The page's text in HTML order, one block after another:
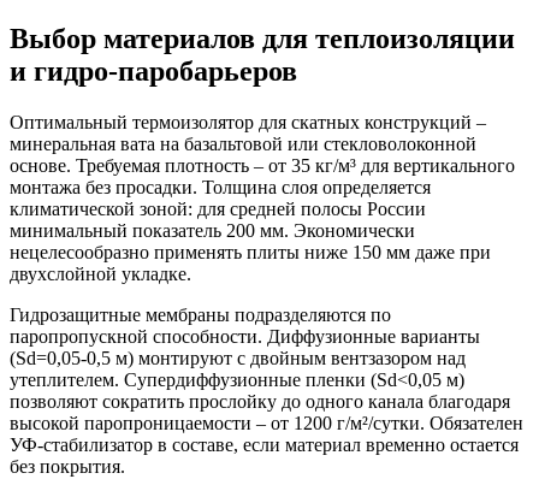
Выбор материалов для теплоизоляции
и гидро-паробарьеров
Оптимальный термоизолятор для скатных конструкций –
минеральная вата на базальтовой или стекловолоконной
основе. Требуемая плотность – от 35 кг/м³ для вертикального
монтажа без просадки. Толщина слоя определяется
климатической зоной: для средней полосы России
минимальный показатель 200 мм. Экономически
нецелесообразно применять плиты ниже 150 мм даже при
двухслойной укладке.
Гидрозащитные мембраны подразделяются по
паропропускной способности. Диффузионные варианты
(Sd=0,05-0,5 м) монтируют с двойным вентзазором над
утеплителем. Супердиффузионные пленки (Sd<0,05 м)
позволяют сократить прослойку до одного канала благодаря
высокой паропроницаемости – от 1200 г/м²/сутки. Обязателен
УФ-стабилизатор в составе, если материал временно остается
без покрытия.